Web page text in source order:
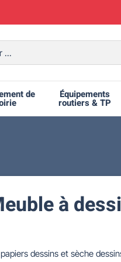
de Équipements
routiers & TP
à
dessins et sèche